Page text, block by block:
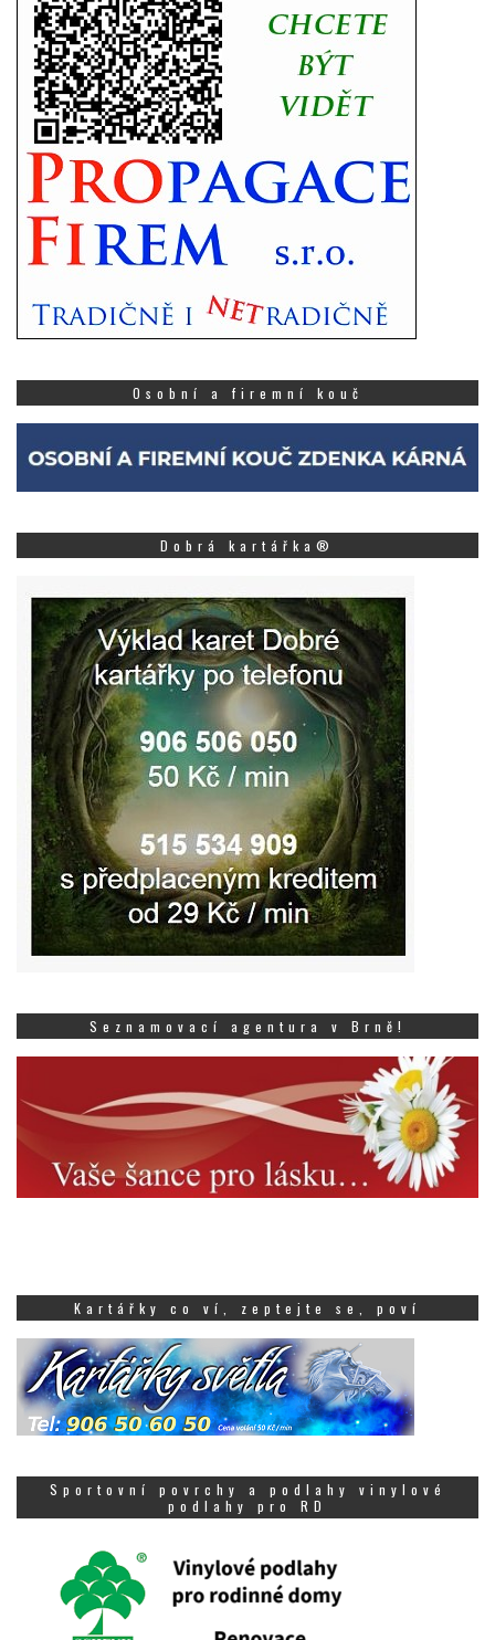
Osobní a firemní kouč
Dobrá kartářka®
Seznamovací agentura v Brně!
Kartářky co ví, zeptejte se, poví
Sportovní povrchy a podlahy vinylové
podlahy pro RD